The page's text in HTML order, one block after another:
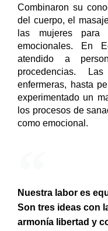
Combinaron su
del cuerpo, el
las mujeres para
emocionales. En
atendido a
procedencias.
enfermeras, hasta
experimentado un
los procesos de
como emocional.
Nuestra labor es
Son tres ideas con
armonía libertad y